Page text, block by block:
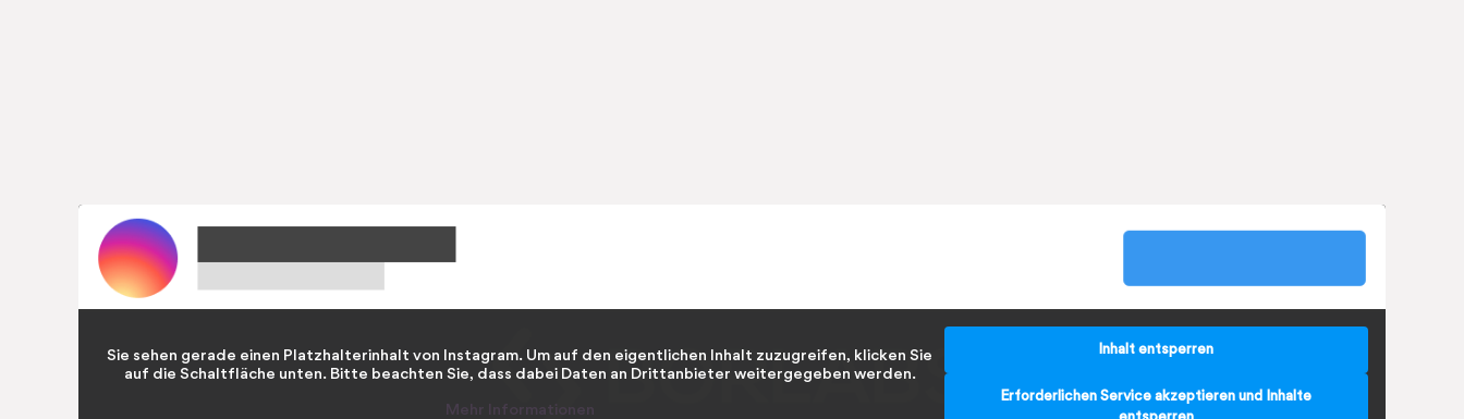
Sie sehen gerade einen Platzhalterinhalt von Instagram. Um auf den eigentlichen Inhalt zuzugreifen, klicken Sie
auf die Schaltfläche unten. Bitte beachten Sie, dass dabei Daten an Drittanbieter weitergegeben werden.
Mehr Informationen
Inhalt entsperren
Erforderlichen Service akzeptieren und Inhalte